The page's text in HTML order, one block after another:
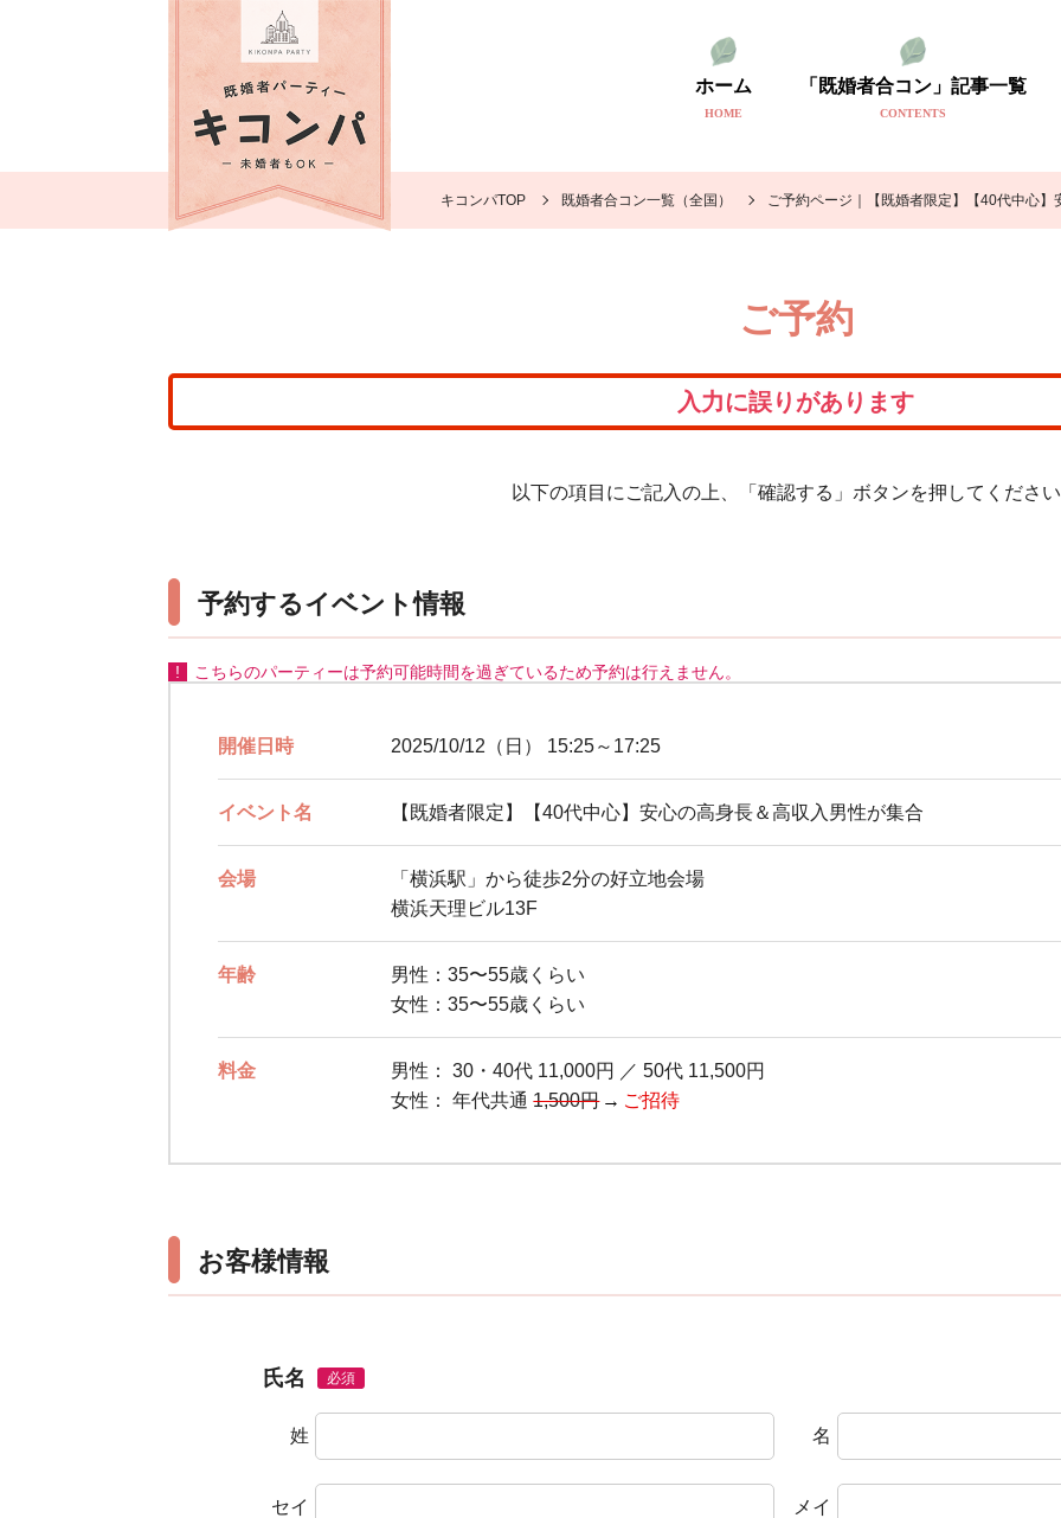
ホーム
HOME
「既婚者合コン」記事一覧
CONTENTS
キコンパTOP 既婚者合コン一覧（全国） ご予約ページ｜【既婚者限定】【40代中心
ご予約
入力に誤りがあります
以下の項目にご記入の上、「確認する」ボタンを押してくださ
予約するイベント情報
こちらのパーティーは予約可能時間を過ぎているため予約は行えません。
開催日時 2025/10/12（日） 15:25～17:25
イベント名 【既婚者限定】【40代中心】安心の高身長＆高収入男性が集合
会場
「横浜駅」から徒歩2分の好立地会場
横浜天理ビル13F
年齢
男性：35〜55歳くらい
女性：35〜55歳くらい
料金 男性： 30・40代 11,000円 ／ 50代 11,500円
女性：
年代共通1,500円 ご招待
お客様情報
氏名 必須
姓 名
セイ メイ